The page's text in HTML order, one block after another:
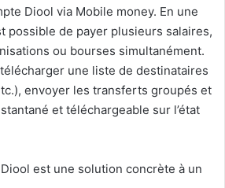
Diool via Mobile money. En une
possible de payer plusieurs salaires,
ou bourses simultanément.
une liste de destinataires
envoyer les transferts groupés et
et téléchargeable sur l’état
Diool est une solution concrète à un